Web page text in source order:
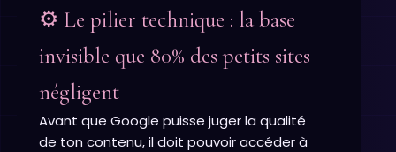
⚙️ Le pilier technique : la base
invisible que 80% des petits sites
négligent
Avant que Google puisse juger la qualité
de ton contenu, il doit pouvoir accéder à